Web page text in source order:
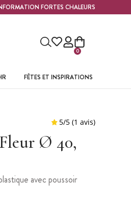
FORTES CHALEURS
0
FÊTES ET INSPIRATIONS
Ø 40,
avec poussoir